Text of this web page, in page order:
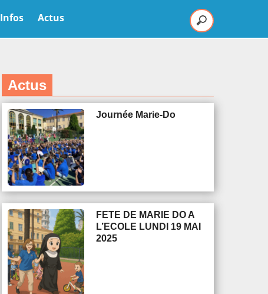
Infos Actus
Actus
Journée Marie-Do
FETE DE MARIE DO A
L’ECOLE LUNDI 19 MAI
2025